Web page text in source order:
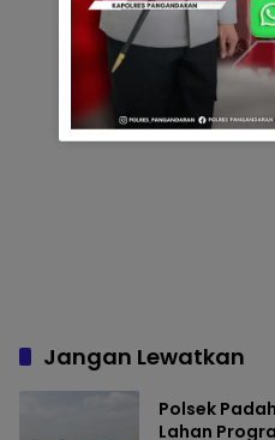
Jangan Lewatkan
Polsek
Lahan